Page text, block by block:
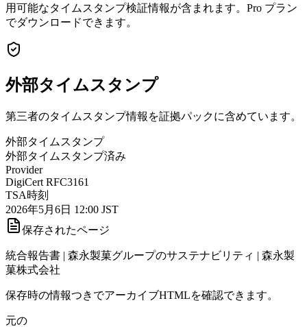
用可能なタイムスタンプ検証情報が含まれます。Pro プラン
でダウンロードできます。
外部タイムスタンプ
第三者のタイムスタンプ情報を証拠パックに含めています。
外部タイムスタンプ
外部タイムスタンプ済み
Provider
DigiCert RFC3161
TSA時刻
2026年5月6日 12:00 JST
保存されたページ
統合報告書 | 森永製菓グループのサステナビリティ | 森永製
菓株式会社
保存時の情報つきでアーカイブHTMLを確認できます。
元の